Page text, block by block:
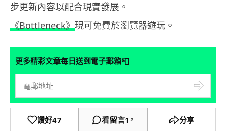
步更新內容以配合現實發展。
《Bottleneck》現可免費於瀏覽器遊玩。
更多精彩文章每日送到電子郵箱📮
讚好47 看留言1 ↗ 分享